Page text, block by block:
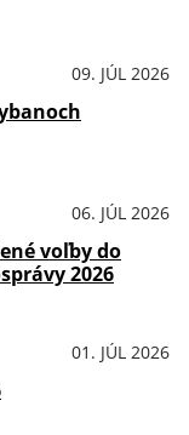
09. JÚL 2026
06. JÚL 2026
voľby do
2026
01. JÚL 2026